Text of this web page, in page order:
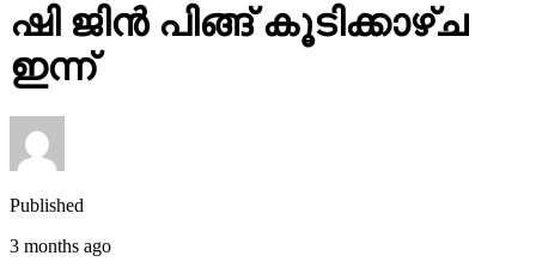
ഷി ജിൻ പിങ്ങ് കൂടിക്കാഴ്ച
ഇന്ന്
Published
3 months ago